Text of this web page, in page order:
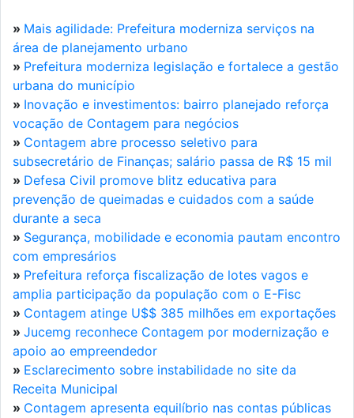
» Mais agilidade: Prefeitura moderniza serviços na
área de planejamento urbano
» Prefeitura moderniza legislação e fortalece a gestão
urbana do município
» Inovação e investimentos: bairro planejado reforça
vocação de Contagem para negócios
» Contagem abre processo seletivo para
subsecretário de Finanças; salário passa de R$ 15 mil
» Defesa Civil promove blitz educativa para
prevenção de queimadas e cuidados com a saúde
durante a seca
» Segurança, mobilidade e economia pautam encontro
com empresários
» Prefeitura reforça fiscalização de lotes vagos e
amplia participação da população com o E-Fisc
» Contagem atinge U$$ 385 milhões em exportações
» Jucemg reconhece Contagem por modernização e
apoio ao empreendedor
» Esclarecimento sobre instabilidade no site da
Receita Municipal
» Contagem apresenta equilíbrio nas contas públicas